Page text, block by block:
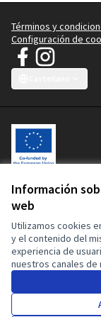
Información
web
Utilizamos cookies
y el contenido del
experiencia de
nuestros canales de
Términos y
Configuración de
Manifiesto JT -
(Enlace externo)
Manifiesto JT -
(Enlace externo)
Bienvenida a la
Ropa Limpia.
El contenido de
Campaña Ropa
refleja los puntos de
Europea.